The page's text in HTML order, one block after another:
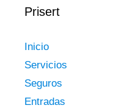
Prisert
Inicio
Servicios
Seguros
Entradas